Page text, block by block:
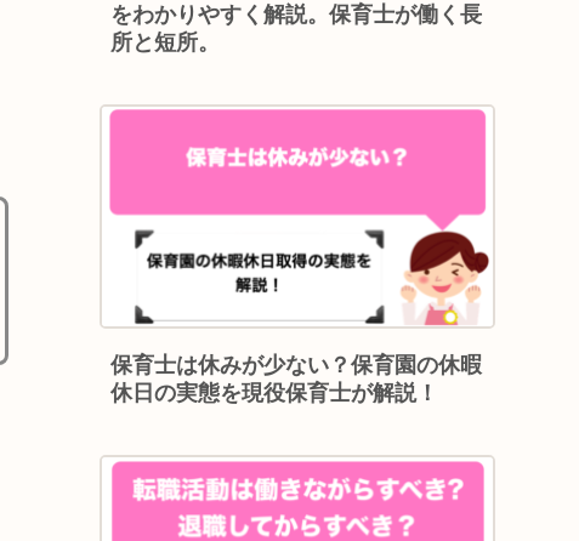
をわかりやすく解説。保育士が働く長
所と短所。
保育士は休みが少ない？保育園の休暇
休日の実態を現役保育士が解説！